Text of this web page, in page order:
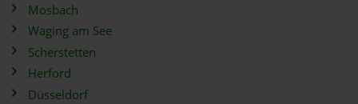
Mosbach
Waging am See
Scherstetten
Herford
Düsseldorf